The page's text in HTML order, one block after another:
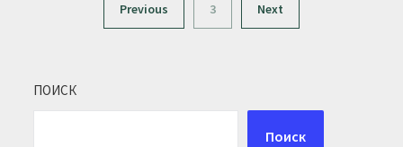
Previous 3 Next
ПОИСК
Поиск